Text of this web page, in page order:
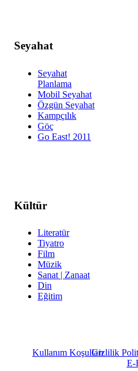
Seyahat
Seyahat
Planlama
Mobil Seyahat
Özgün Seyahat
Kampçılık
Göç
Go East! 2011
Kültür
Literatür
Tiyatro
Film
Müzik
Sanat | Zanaat
Din
Eğitim
Kullanım KoşullarıGizlilik
E-